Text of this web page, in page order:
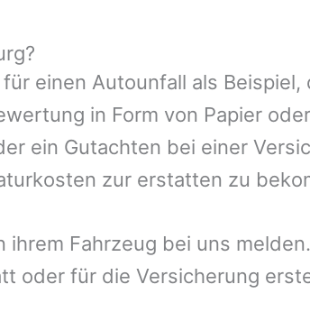
für einen Autounfall als
in Form von Papier
ein Gutachten bei einer
zur erstatten zu
Fahrzeug bei uns
oder für die Versicherung